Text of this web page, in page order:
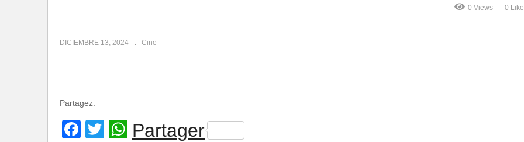
0 Views 0
DICIEMBRE 13, 2024 Cine
Partagez:
Facebook
Twitter
WhatsApp
Partager